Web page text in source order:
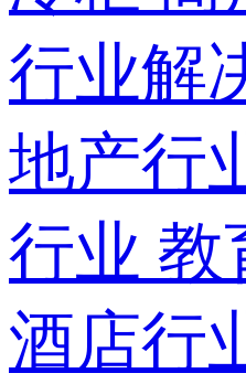
行业解
地产行
行业 教
酒店行